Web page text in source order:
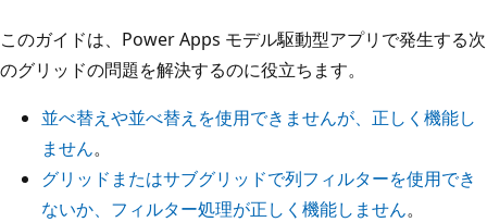
このガイドは、Power Apps モデル駆動型アプリで発生する次
のグリッドの問題を解決するのに役立ちます。
並べ替えや並べ替えを使用できませんが、正しく機能し
ません。
グリッドまたはサブグリッドで列フィルターを使用でき
ないか、フィルター処理が正しく機能しません。